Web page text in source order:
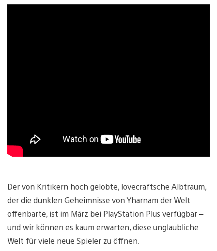
Der von Kritikern hoch gelobte, lovecraftsche Albtraum,
der die dunklen Geheimnisse von Yharnam der Welt
offenbarte, ist im März bei PlayStation Plus verfügbar –
und wir können es kaum erwarten, diese unglaubliche
Welt für viele neue Spieler zu öffnen.